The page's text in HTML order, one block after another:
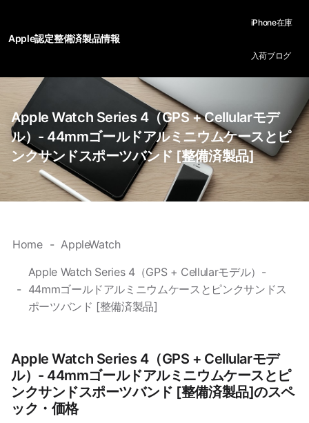
Apple認定整備済製品情報
iPhone在庫
入荷ブログ
Apple Watch Series 4（GPS + Cellularモデ
ル）- 44mmゴールドアルミニウムケースとピ
ンクサンドスポーツバンド [整備済製品]
Home AppleWatch
Apple Watch Series 4（GPS + Cellularモデル）-
44mmゴールドアルミニウムケースとピンクサンドス
ポーツバンド [整備済製品]
Apple Watch Series 4（GPS + Cellularモデ
ル）- 44mmゴールドアルミニウムケースとピ
ンクサンドスポーツバンド [整備済製品]のスペ
ック・価格